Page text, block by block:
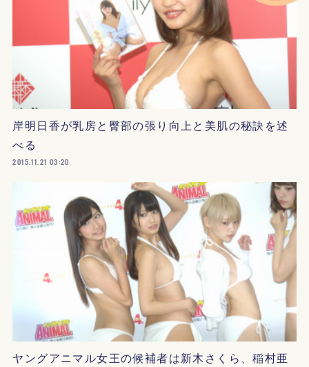
岸明日香が乳房と臀部の張り向上と美肌の秘訣を述
べる
2015.11.21 03:20
ヤングアニマル女王の候補者は新木さくら、稲村亜